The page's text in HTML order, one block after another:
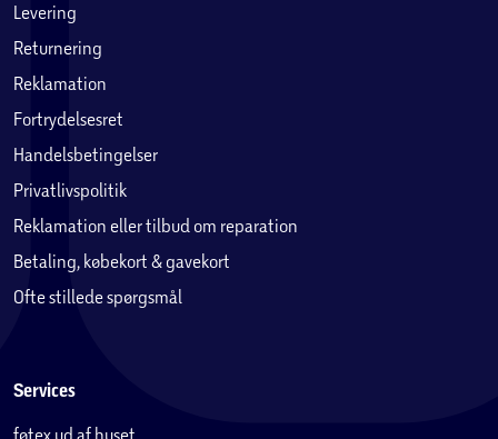
Levering
Returnering
Reklamation
Fortrydelsesret
Handelsbetingelser
Privatlivspolitik
Reklamation eller tilbud om reparation
Betaling, købekort & gavekort
Ofte stillede spørgsmål
Services
føtex ud af huset